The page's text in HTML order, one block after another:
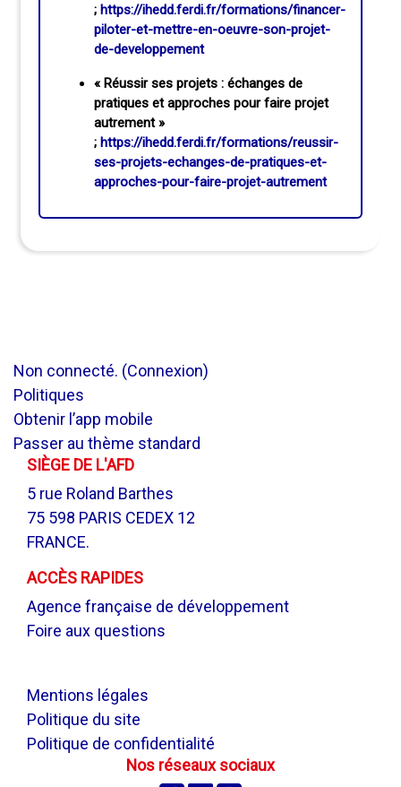
; https://ihedd.ferdi.fr/formations/financer-
piloter-et-mettre-en-oeuvre-son-projet-
de-developpement
« Réussir ses projets : échanges de
pratiques et approches pour faire projet
autrement »
; https://ihedd.ferdi.fr/formations/reussir-
ses-projets-echanges-de-pratiques-et-
approches-pour-faire-projet-autrement
Non connecté. (Connexion)
Politiques
Obtenir l’app mobile
Passer au thème standard
SIÈGE DE L'AFD
5 rue Roland Barthes
75 598 PARIS CEDEX 12
FRANCE.
ACCÈS RAPIDES
Agence française de développement
Foire aux questions
Mentions légales
Politique du site
Politique de confidentialité
Nos réseaux sociaux